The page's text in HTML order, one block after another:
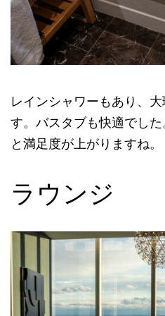
レインシャワーもあり、
す。バスタブも快適でし
と満足度が上がりますね。
ラウンジ